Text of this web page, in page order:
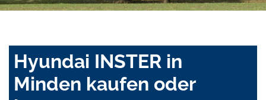
Hyundai INSTER in
Minden kaufen oder